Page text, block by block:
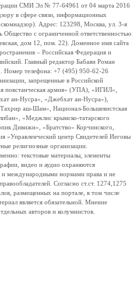
СМИ Эл № 77-64961 от 04 марта 2016
в сфере связи, информационных
Адрес: 123298, Москва, ул. 3-я
с ограниченной ответственностью
дом 12, пом. 22). Доменное имя сайта
– Российская Федерация и
Главный редактор Бабаян Роман
Номер телефона: +7 (495) 950-62-26
запрещенные в Российской
повстанческая армия» (УПА), «ИГИЛ»,
ан-Нусра», «Джебхат ан-Нусра»),
аш-Шам», Национал-Большевистская
«Меджлис крымско-татарского
Дивижн», «Братство» Корчинского,
«Управленческий центр Свидетелей Иеговы
религиозные организации.
текстовые материалы, элементы
видео и аудио охраняются
и международными нормами права и не
Согласно ст.ст. 1274,1275
размещенных на портале, в том числе
является обязательной. Мнение
авторов и колумнистов.